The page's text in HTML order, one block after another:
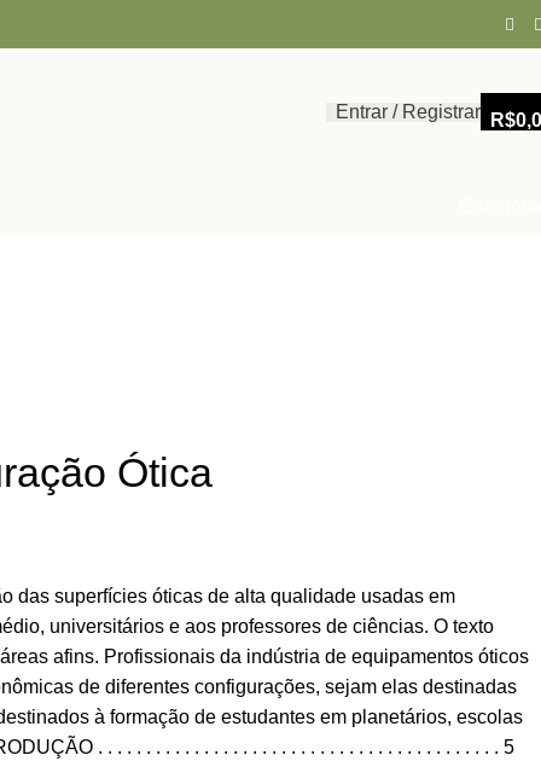
Entrar / Registrar R$
Ótica
das superfícies óticas de alta qualidade usadas em
universitários e aos professores de ciências. O texto
afins. Profissionais da indústria de equipamentos óticos
de diferentes configurações, sejam elas destinadas
à formação de estudantes em planetários, escolas
. . . . . . . . . . . . . . . . . . . . . . . . . . . . . . . . . . . . . . . . . . 5